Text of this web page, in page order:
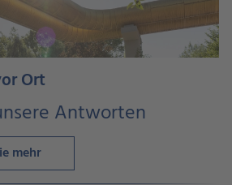
Ort
Antworten
mehr